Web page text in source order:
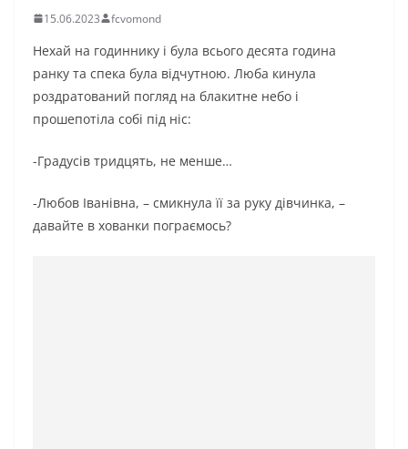
15.06.2023 fcvomond
Нехай на годиннику і була всього десята година
ранку та спека була відчутною. Люба кинула
роздратований погляд на блакитне небо і
прошепотіла собі під ніс:
-Градусів тридцять, не менше…
-Любов Іванівна, – смикнула її за руку дівчинка, –
давайте в хованки пограємось?